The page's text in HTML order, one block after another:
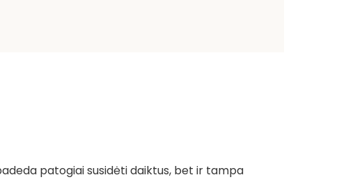
patogiai susidėti daiktus, bet ir tampa